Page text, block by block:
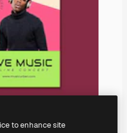
to enhance site